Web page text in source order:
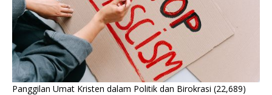
Panggilan Umat Kristen dalam Politik dan Birokrasi (22,689)